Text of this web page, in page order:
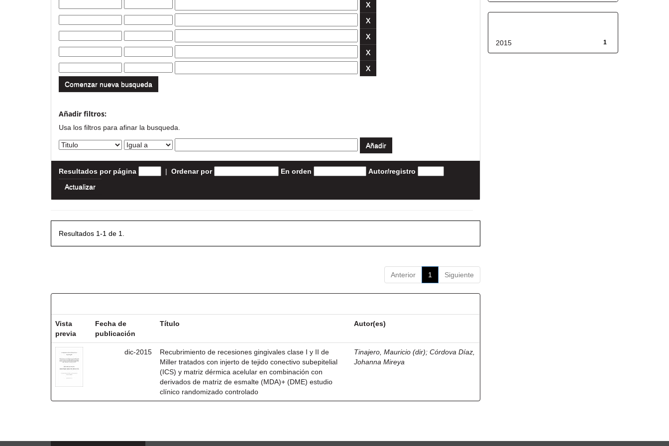
Comenzar nueva busqueda
Añadir filtros:
Usa los filtros para afinar la busqueda.
Resultados por página | Ordenar por En orden Autor/registro
Resultados 1-1 de 1.
Anterior 1 Siguiente
Vista
previa
Fecha de
publicación
Título Autor(es)
dic-2015
Recubrimiento de recesiones gingivales clase I y II de
Miller tratados con injerto de tejido conectivo subepitelial
(ICS) y matriz dérmica acelular en combinación con
derivados de matriz de esmalte (MDA)+ (DME) estudio
clínico randomizado controlado
Tinajero, Mauricio (dir);Córdova Díaz,
Johanna Mireya
1
2015